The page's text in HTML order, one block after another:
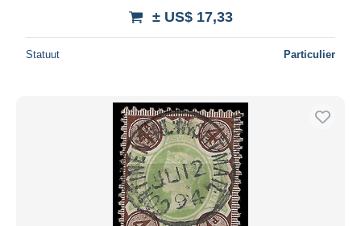
± US$ 17,33
Statuut Particulier